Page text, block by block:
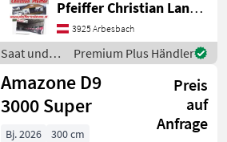
Spuranreisser
Schleppschare, guter
Zustand Saat und Pflege
Drillmaschinen
Pfeiffer Christian Landtechnik
3925 Arbesbach
Saat und
Pflege /
Reform
Premium Plus Händler
Amazone D9
3000 Super
Preis
auf
Anfrage
Bj. 2026
300 cm